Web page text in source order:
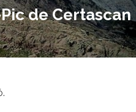
Pic de Certascan